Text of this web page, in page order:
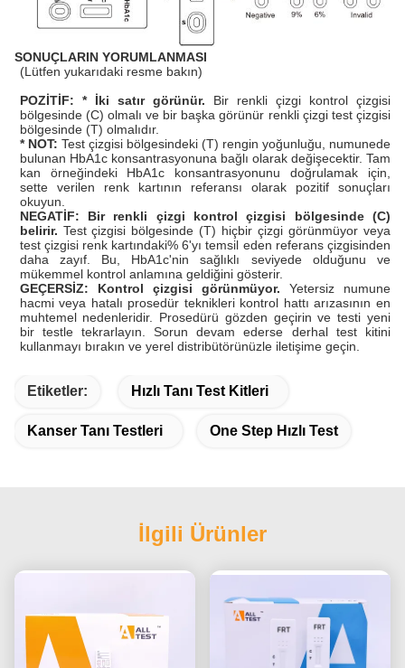
SONUÇLARIN YORUMLANMASI
(Lütfen yukarıdaki resme bakın)
POZİTİF: * İki satır görünür. Bir renkli çizgi kontrol çizgisi
bölgesinde (C) olmalı ve bir başka görünür renkli çizgi test çizgisi
bölgesinde (T) olmalıdır.
* NOT: Test çizgisi bölgesindeki (T) rengin yoğunluğu, numunede
bulunan HbA1c konsantrasyonuna bağlı olarak değişecektir. Tam
kan örneğindeki HbA1c konsantrasyonunu doğrulamak için,
sette verilen renk kartının referansı olarak pozitif sonuçları
okuyun.
NEGATİF: Bir renkli çizgi kontrol çizgisi bölgesinde (C)
belirir. Test çizgisi bölgesinde (T) hiçbir çizgi görünmüyor veya
test çizgisi renk kartındaki% 6'yı temsil eden referans çizgisinden
daha zayıf. Bu, HbA1c'nin sağlıklı seviyede olduğunu ve
mükemmel kontrol anlamına geldiğini gösterir.
GEÇERSİZ: Kontrol çizgisi görünmüyor. Yetersiz numune
hacmi veya hatalı prosedür teknikleri kontrol hattı arızasının en
muhtemel nedenleridir. Prosedürü gözden geçirin ve testi yeni
bir testle tekrarlayın. Sorun devam ederse derhal test kitini
kullanmayı bırakın ve yerel distribütörünüzle iletişime geçin.
Etiketler: Hızlı Tanı Test Kitleri
Kanser Tanı Testleri One Step Hızlı Test
İlgili Ürünler